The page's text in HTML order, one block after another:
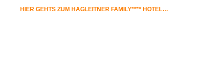
HIER GEHTS ZUM HAGLEITNER FAMILY**** HOTEL…